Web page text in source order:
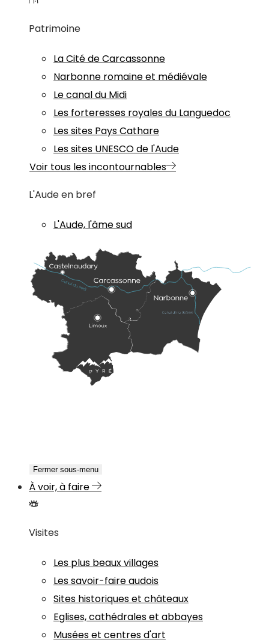
Patrimoine
La Cité de Carcassonne
Narbonne romaine et médiévale
Le canal du Midi
Les forteresses royales du Languedoc
Les sites Pays Cathare
Les sites UNESCO de l'Aude
Voir tous les incontournables
L'Aude en bref
L'Aude, l'âme sud
Fermer sous-menu
À voir, à faire
Visites
Les plus beaux villages
Les savoir-faire audois
Sites historiques et châteaux
Eglises, cathédrales et abbayes
Musées et centres d'art